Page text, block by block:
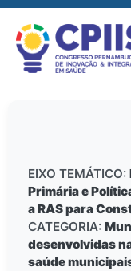
EIXO TEMÁTICO:
Primária e
a RAS para
CATEGORIA:
desenvolvidas
saúde